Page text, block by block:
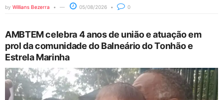
by Willians Bezerra 05/08/2026 0
AMBTEM celebra 4 anos de união e atuação em
prol da comunidade do Balneário do Tonhão e
Estrela Marinha